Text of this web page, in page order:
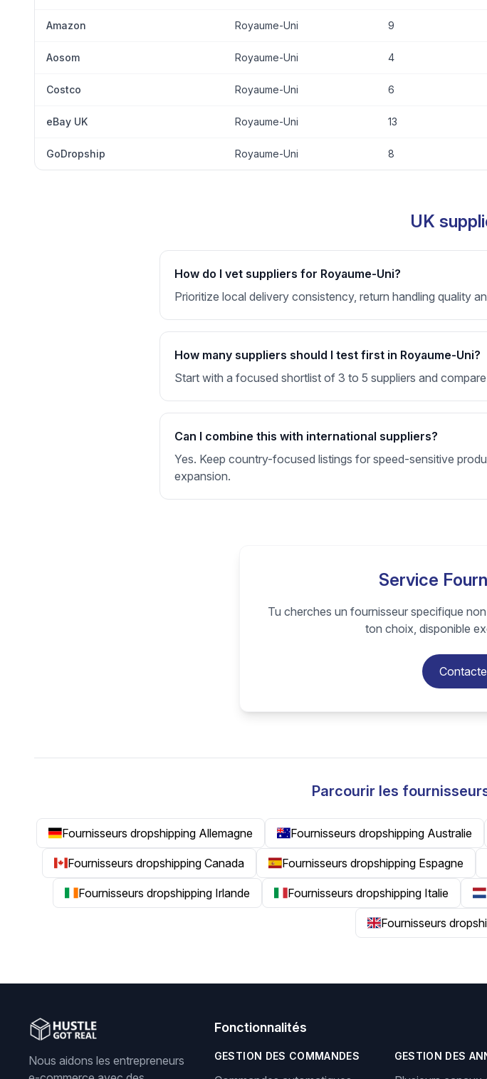
Amazon Royaume-Uni 9
Aosom Royaume-Uni 4
Costco Royaume-Uni 6
eBay UK Royaume-Uni 13
GoDropship Royaume-Uni 8
UK
How do I vet suppliers for Royaume-Uni?
Prioritize local delivery consistency, return handling quality
How many suppliers should I test first in Royaume-Uni?
Start with a focused shortlist of 3 to 5 suppliers and
Can I combine this with international suppliers?
Yes. Keep country-focused listings for speed-sensitive
expansion.
Service
Tu cherches un fournisseur specifique
ton choix, disponible
Parcourir les
Fournisseurs dropshipping Allemagne Fournisseurs dropshipping Australie
Fournisseurs dropshipping Canada Fournisseurs dropshipping Espagne
Fournisseurs dropshipping Irlande Fournisseurs dropshipping Italie
Fournisseurs
Nous aidons les entrepreneurs
Fonctionnalités
GESTION DES COMMANDES GESTION DES